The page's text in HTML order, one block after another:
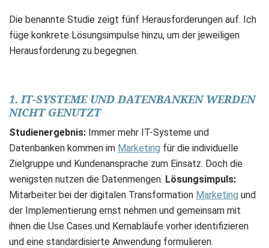
Die benannte Studie zeigt fünf Herausforderungen auf. Ich
füge konkrete Lösungsimpulse hinzu, um der jeweiligen
Herausforderung zu begegnen.
1. IT-SYSTEME UND DATENBANKEN WERDEN
NICHT GENUTZT
Studienergebnis: Immer mehr IT-Systeme und
Datenbanken kommen im Marketing für die individuelle
Zielgruppe und Kundenansprache zum Einsatz. Doch die
wenigsten nutzen die Datenmengen. Lösungsimpuls:
Mitarbeiter bei der digitalen Transformation Marketing und
der Implementierung ernst nehmen und gemeinsam mit
ihnen die Use Cases und Kernabläufe vorher identifizieren
und eine standardisierte Anwendung formulieren.